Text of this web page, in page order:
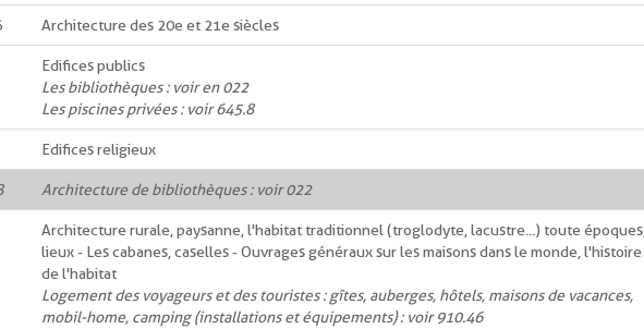
Architecture des 20e et 21e siècles
Edifices publics
Les bibliothèques : voir en 022
Les piscines privées : voir 645.8
Edifices religieux
Architecture de bibliothèques : voir 022
Architecture rurale, paysanne, l'habitat traditionnel (troglodyte, lacustre...) toute époques,
lieux - Les cabanes, caselles - Ouvrages généraux sur les maisons dans le monde, l'histoire
de l'habitat
Logement des voyageurs et des touristes : gîtes, auberges, hôtels, maisons de vacances,
mobil-home, camping (installations et équipements) : voir 910.46